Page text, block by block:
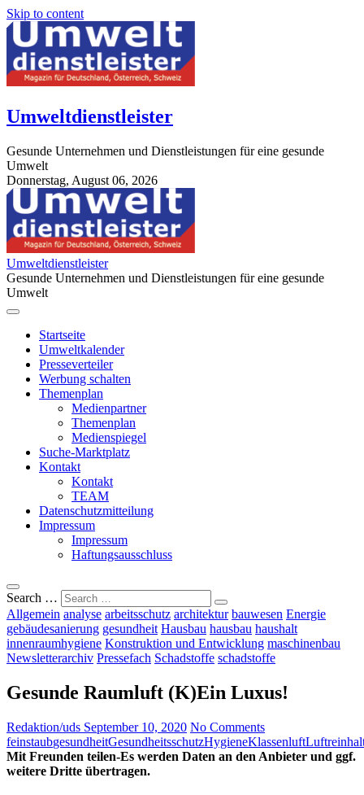
Skip to content
Umweltdienstleister
Gesunde Unternehmen und Dienstleistungen für eine gesunde
Umwelt
Donnerstag, August 06, 2026
StuttgartApotheke.com
Umweltdienstleister
Gesunde Unternehmen und Dienstleistungen für eine gesunde
Umwelt
Startseite
Umweltkalender
Presseverteiler
Werbung schalten
Themenplan
Medienpartner
Themenplan
Medienspiegel
Suche-Marktplatz
Kontakt
Kontakt
TEAM
Datenschutzmitteilung
Impressum
Impressum
Haftungsausschluss
Search …
Allgemein analyse arbeitsschutz architektur bauwesen Energie
gebäudesanierung gesundheit Hausbau hausbau haushalt
innenraumhygiene Konstruktion und Entwicklung maschinenbau
Newsletterarchiv Pressefach Schadstoffe schadstoffe
Gesunde Raumluft (K)Ein Luxus!
Redaktion/uds September 10, 2020 No Comments
feinstaubgesundheitGesundheitsschutzHygieneKlassenluft
Mit Freunden teilen-Es werden Daten an den Anbieter und ggf.
weitere Dritte übertragen.